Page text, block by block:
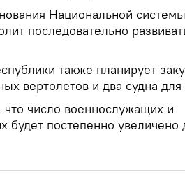
Национальной
последовательно
также планирует
вертолетов и два судна
число военнослужащих и
будет постепенно